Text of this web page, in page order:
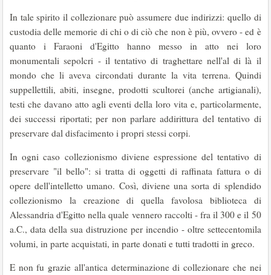
In tale spirito il collezionare può assumere due indirizzi: quello di
custodia delle memorie di chi o di ciò che non è più, ovvero - ed è
quanto i Faraoni d'Egitto hanno messo in atto nei loro
monumentali sepolcri - il tentativo di traghettare nell'al di là il
mondo che li aveva circondati durante la vita terrena. Quindi
suppellettili, abiti, insegne, prodotti scultorei (anche artigianali),
testi che davano atto agli eventi della loro vita e, particolarmente,
dei successi riportati; per non parlare addirittura del tentativo di
preservare dal disfacimento i propri stessi corpi.
In ogni caso collezionismo diviene espressione del tentativo di
preservare "il bello": si tratta di oggetti di raffinata fattura o di
opere dell'intellet­to umano. Così, diviene una sorta di splendido
collezionismo la creazione di quella favolosa biblioteca di
Alessandria d'Egitto nella quale vennero raccolti - fra il 300 e il 50
a.C., data della sua distruzione per incendio - oltre settecentomila
volumi, in parte acquistati, in parte donati e tutti tradotti in greco.
E non fu grazie all'antica determinazione di collezionare che nei